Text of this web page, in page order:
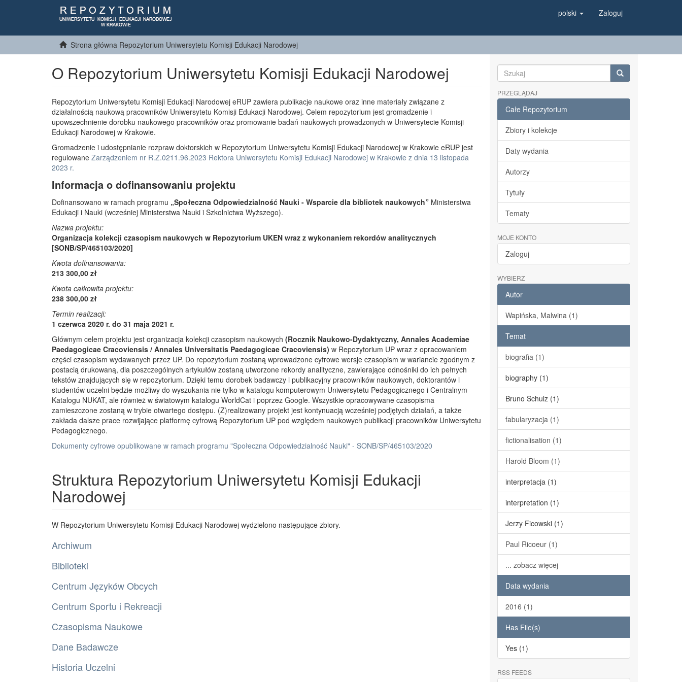
polski Zaloguj
Strona główna Repozytorium Uniwersytetu Komisji Edukacji Narodowej
O Repozytorium Uniwersytetu Komisji Edukacji Narodowej
Repozytorium Uniwersytetu Komisji Edukacji Narodowej eRUP zawiera publikacje naukowe oraz inne materiały związane z
działalnością naukową pracowników Uniwersytetu Komisji Edukacji Narodowej. Celem repozytorium jest gromadzenie i
upowszechnienie dorobku naukowego pracowników oraz promowanie badań naukowych prowadzonych w Uniwersytecie Komisji
Edukacji Narodowej w Krakowie.
Gromadzenie i udostępnianie rozpraw doktorskich w Repozytorium Uniwersytetu Komisji Edukacji Narodowej w Krakowie eRUP jest
regulowane Zarządzeniem nr R.Z.0211.96.2023 Rektora Uniwersytetu Komisji Edukacji Narodowej w Krakowie z dnia 13 listopada
2023 r.
Informacja o dofinansowaniu projektu
Dofinansowano w ramach programu „Społeczna Odpowiedzialność Nauki - Wsparcie dla bibliotek naukowych” Ministerstwa
Edukacji i Nauki (wcześniej Ministerstwa Nauki i Szkolnictwa Wyższego).
Nazwa projektu:
Organizacja kolekcji czasopism naukowych w Repozytorium UKEN wraz z wykonaniem rekordów analitycznych
[SONB/SP/465103/2020]
Kwota dofinansowania:
213 300,00 zł
Kwota całkowita projektu:
238 300,00 zł
Termin realizacji:
1 czerwca 2020 r. do 31 maja 2021 r.
Głównym celem projektu jest organizacja kolekcji czasopism naukowych (Rocznik Naukowo-Dydaktyczny, Annales Academiae
Paedagogicae Cracoviensis / Annales Universitatis Paedagogicae Cracoviensis) w Repozytorium UP wraz z opracowaniem
części czasopism wydawanych przez UP. Do repozytorium zostaną wprowadzone cyfrowe wersje czasopism w wariancie zgodnym z
postacią drukowaną, dla poszczególnych artykułów zostaną utworzone rekordy analityczne, zawierające odnośniki do ich pełnych
tekstów znajdujących się w repozytorium. Dzięki temu dorobek badawczy i publikacyjny pracowników naukowych, doktorantów i
studentów uczelni będzie możliwy do wyszukania nie tylko w katalogu komputerowym Uniwersytetu Pedagogicznego i Centralnym
Katalogu NUKAT, ale również w światowym katalogu WorldCat i poprzez Google. Wszystkie opracowywane czasopisma
zamieszczone zostaną w trybie otwartego dostępu. (Z)realizowany projekt jest kontynuacją wcześniej podjętych działań, a także
zakłada dalsze prace rozwijające platformę cyfrową Repozytorium UP pod względem naukowych publikacji pracowników Uniwersytetu
Pedagogicznego.
Dokumenty cyfrowe opublikowane w ramach programu "Społeczna Odpowiedzialność Nauki" - SONB/SP/465103/2020
Struktura Repozytorium Uniwersytetu Komisji Edukacji
Narodowej
W Repozytorium Uniwersytetu Komisji Edukacji Narodowej wydzielono następujące zbiory.
Archiwum
Biblioteki
Centrum Języków Obcych
Centrum Sportu i Rekreacji
Czasopisma Naukowe
Dane Badawcze
Historia Uczelni
PRZEGLĄDAJ
Całe Repozytorium
Zbiory i kolekcje
Daty wydania
Autorzy
Tytuły
Tematy
MOJE KONTO
Zaloguj
WYBIERZ
Autor
Wapińska, Malwina (1)
Temat
biografia (1)
biography (1)
Bruno Schulz (1)
fabularyzacja (1)
fictionalisation (1)
Harold Bloom (1)
interpretacja (1)
interpretation (1)
Jerzy Ficowski (1)
Paul Ricoeur (1)
... zobacz więcej
Data wydania
2016 (1)
Has File(s)
Yes (1)
RSS FEEDS